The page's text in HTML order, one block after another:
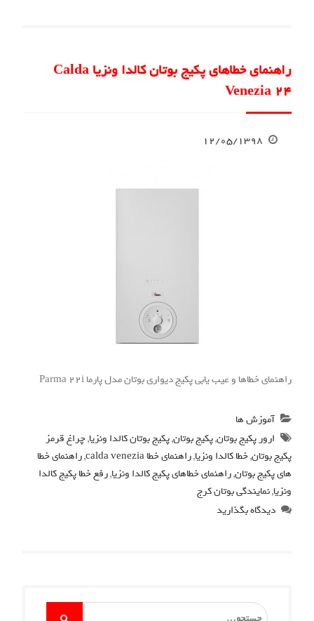
راهنمای خطاهای پکیج بوتان کالدا ونزیا Calda
Venezia 24
۱۲/۰۵/۱۳۹۸
راهنمای خطاها و عیب یابی پکیج دیواری بوتان مدل پارما Parma 22i
آموزش ها
ارور پکیج بوتان,پکیج بوتان,پکیج بوتان کالدا ونزیا,چراغ قرمز
پکیج بوتان,خطا کالدا ونزیا,راهنمای خطا calda venezia ,راهنمای خطا
های پکیج بوتان,راهنمای خطاهای پکیج کالدا ونزیا,رفع خطا پکیج کالدا
ونزیا,نمایندگی بوتان کرج
دیدگاه بگذارید
Search